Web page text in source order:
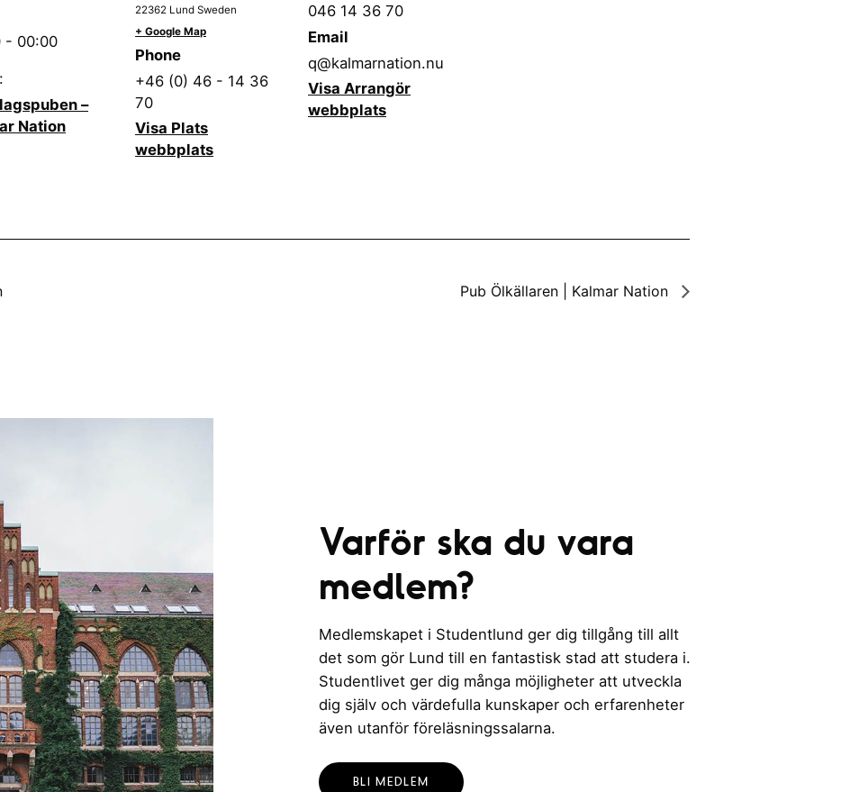
- 00:00
–
Nation
22362 Lund Sweden
+ Google Map
Phone
+46 (0) 46 - 14 36
70
Visa Plats
webbplats
046 14 36 70
Email
q@kalmarnation.nu
Visa Arrangör
webbplats
Pub Ölkällaren | Kalmar Nation
Varför ska du vara
medlem?
Medlemskapet i Studentlund ger dig tillgång till allt
det som gör Lund till en fantastisk stad att studera i.
Studentlivet ger dig många möjligheter att utveckla
dig själv och värdefulla kunskaper och erfarenheter
även utanför föreläsningssalarna.
BLI MEDLEM